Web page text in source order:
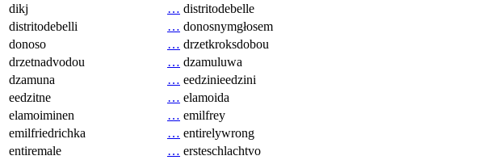
dikj
… distritodebelle
distritodebelli
… donosnymgłosem
donoso
… drzetkroksdobou
drzetnadvodou
… dzamuluwa
dzamuna
… eedzinieedzini
eedzitne
… elamoida
elamoiminen
… emilfrey
emilfriedrichka
… entirelywrong
entiremale
… ersteschlachtvo